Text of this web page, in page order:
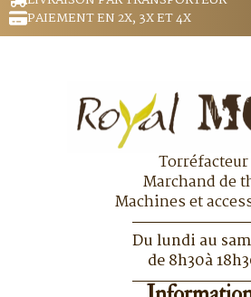
PAIEMENT EN 2X, 3X ET 4X
Torréfacteur
Marchand de
Machines et
Du lundi au
de 8h30à